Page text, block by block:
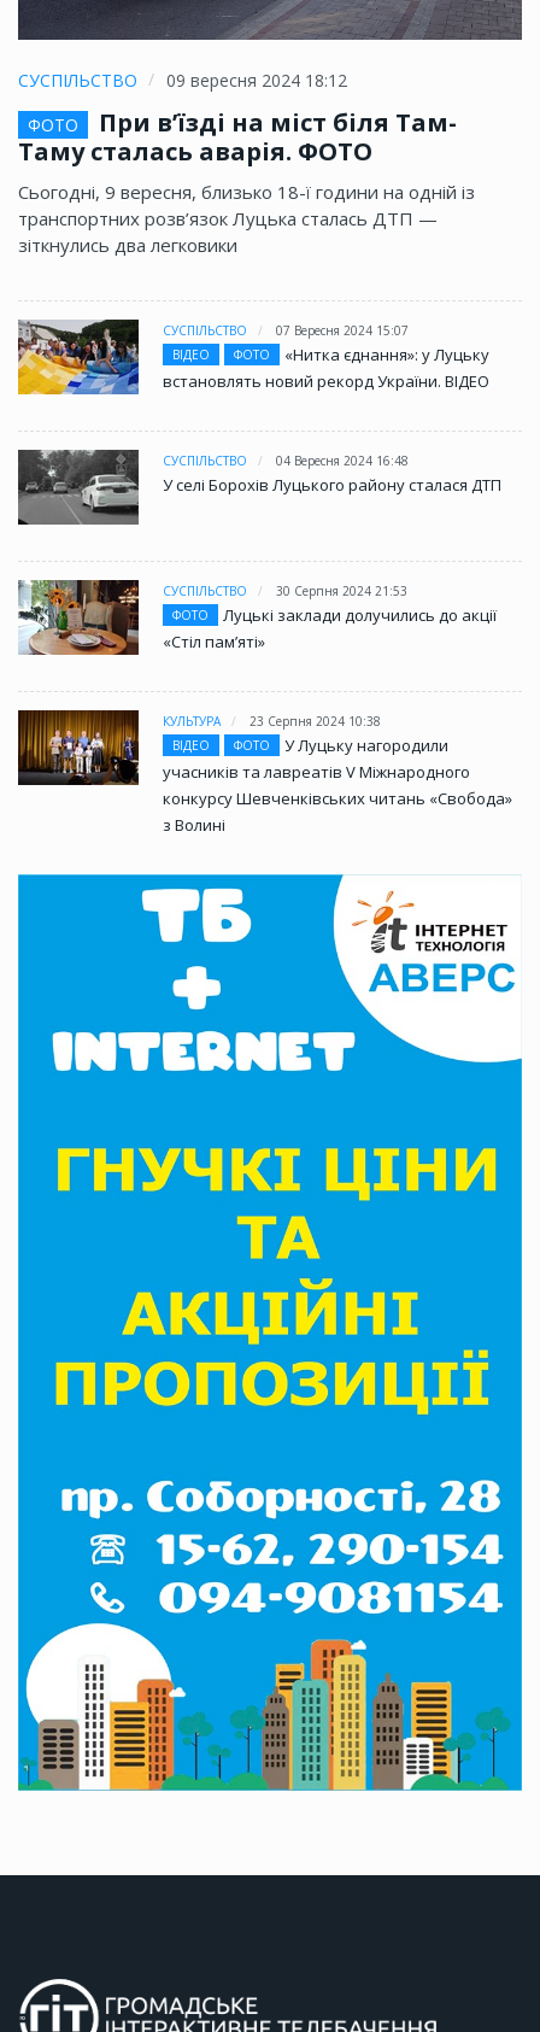
СУСПІЛЬСТВО
09 вересня 2024 18:12
ФОТО
При в’їзді на міст біля Там-
Таму сталась аварія. ФОТО
Сьогодні, 9 вересня, близько 18-ї години на одній із
транспортних розв’язок Луцька сталась ДТП —
зіткнулись два легковики
СУСПІЛЬСТВО
07 Вересня 2024 15:07
ВІДЕО
ФОТО
«Нитка єднання»: у Луцьку
встановлять новий рекорд України. ВІДЕО
СУСПІЛЬСТВО 04 Вересня 2024 16:48
У селі Борохів Луцького району сталася ДТП
СУСПІЛЬСТВО
30 Серпня 2024 21:53
ФОТО
Луцькі заклади долучились до акції
«Стіл памʼяті»
КУЛЬТУРА
23 Серпня 2024 10:38
ВІДЕО
ФОТО
У Луцьку нагородили
учасників та лавреатів V Міжнародного
конкурсу Шевченківських читань «Свобода»
з Волині